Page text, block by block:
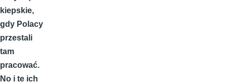
kiepskie,
gdy Polacy
przestali
tam
pracować.
No i te ich